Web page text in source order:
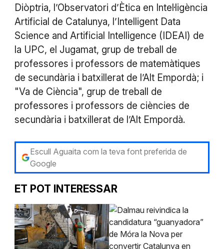
Diòptria, l’Observatori d’Ètica en Intel·ligència
Artificial de Catalunya, l’Intelligent Data
Science and Artificial Intelligence (IDEAI) de
la UPC, el Jugamat, grup de treball de
professores i professors de matemàtiques
de secundària i batxillerat de l’Alt Empordà; i
"Va de Ciència", grup de treball de
professores i professors de ciències de
secundària i batxillerat de l’Alt Empordà.
Escull Aguaita com la teva font preferida de
Google
ET POT INTERESSAR